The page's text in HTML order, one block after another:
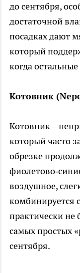
до сентября,
достаточной
посадках дают
который
когда
Котовник
Котовник –
который часто
обрезке
воздушное,
комбинируется
практически не
самых простых
сентября.